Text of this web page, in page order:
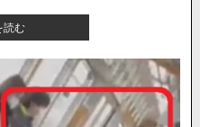
ド
コ
が
公
開。
読む【国
内
ニ
ュ
ー
ス】